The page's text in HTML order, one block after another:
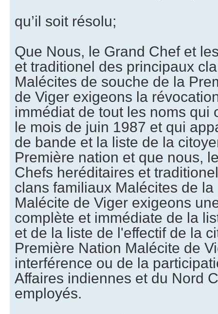
qu’il soit résolu;
Que Nous, le Grand Chef et
et traditionel des principaux
Malécites de souche de la
de Viger exigeons la
immédiat de tout les noms qui
le mois de juin 1987 et qui
de bande et la liste de la
Première nation et que nous,
Chefs heréditaires et
clans familiaux Malécites de
Malécite de Viger exigeons
complète et immédiate de la
et de la liste de l'effectif de la
Première Nation Malécite de
interférence ou de la
Affaires indiennes et du Nord
employés.